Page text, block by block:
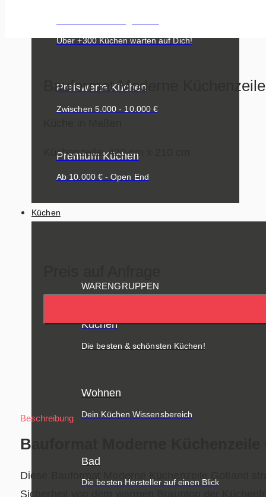
Über +300 Küchen warten auf Dich!
Preiswerte Küchen
Zwischen 5.000 - 10.000 €
Premium Küchen
Ab 10.000 € - Open End
Küchen
WARENGRUPPEN
Küchen
Die besten & schönsten Küchen!
Wohnen
Dein Küchen Wissensbereich
Bad
Die besten Hersteller auf einen Blick
Bauformat Moderne
Küchenzeile: 420 cm x 210 cm
Beschreibung
Bauformat Moderne Küchenzeile
Diese Bauformat Moderne Küchenzeile Gotland
Sicherheit von dem warmen Braunton der